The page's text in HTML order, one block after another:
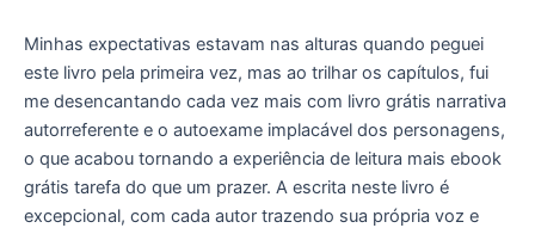
Minhas expectativas estavam nas alturas quando peguei
este livro pela primeira vez, mas ao trilhar os capítulos, fui
me desencantando cada vez mais com livro grátis narrativa
autorreferente e o autoexame implacável dos personagens,
o que acabou tornando a experiência de leitura mais ebook
grátis tarefa do que um prazer. A escrita neste livro é
excepcional, com cada autor trazendo sua própria voz e